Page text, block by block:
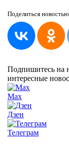
Поделиться
Подпишитесь на
интересные
Max
Дзен
Телеграм